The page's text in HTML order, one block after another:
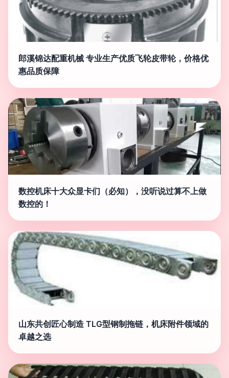
郎溪锦达配重机械 专业生产优质飞轮皮带轮，价格优
惠品质保障
数控机床十大众显卡们（必知），没听说过算不上做
数控的！
山东共创匠心制造 TLG型钢制拖链，机床附件领域的
卓越之选